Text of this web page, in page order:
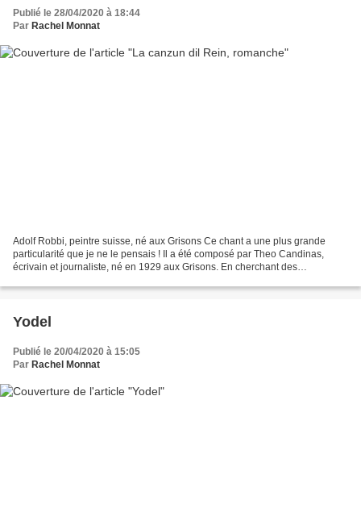
Publié le 28/04/2020 à 18:44
Par Rachel Monnat
Adolf Robbi, peintre suisse, né aux Grisons Ce chant a une plus grande
particularité que je ne le pensais ! Il a été composé par Theo Candinas,
écrivain et journaliste, né en 1929 aux Grisons. En cherchant des
Yodel
Publié le 20/04/2020 à 15:05
Par Rachel Monnat